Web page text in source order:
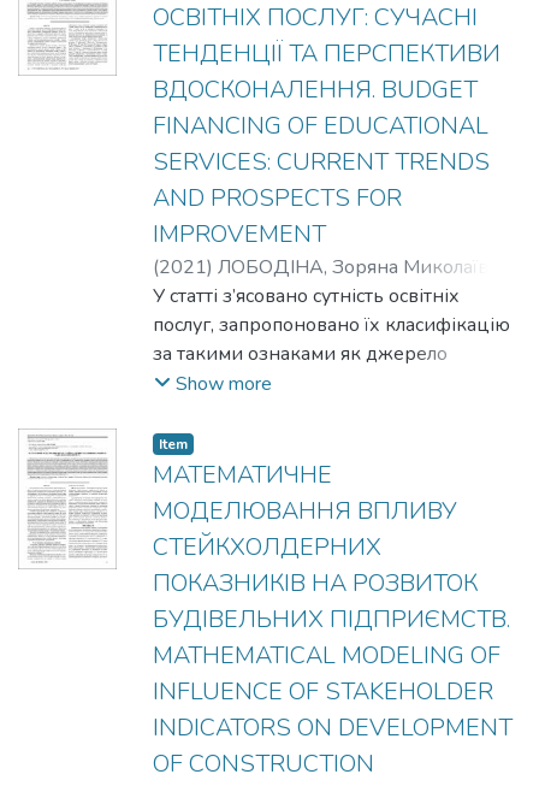
ОСВІТНІХ ПОСЛУГ: СУЧАСНІ
ТЕНДЕНЦІЇ ТА ПЕРСПЕКТИВИ
ВДОСКОНАЛЕННЯ. BUDGET
FINANCING OF EDUCATIONAL
SERVICES: CURRENT TRENDS
AND PROSPECTS FOR
IMPROVEMENT
(2021) ЛОБОДІНА, Зоряна Миколаївна
LOBODINA, Zoriana;БУЛАВИНЕЦЬ,
Вікторія Михайлівна;BULAVYNETS,
Viktoriia;ДАНИЛЬЦІВ, Христина
Тарасівна;DANYLTSIV, Khrystyna
У статті з’ясовано сутність освітніх
послуг, запропоновано їх класифікацію
за такими ознаками як джерело
фінансування, форми, складові та рівні
організаційно-правовий статус суб’єкта
освітньої діяльності. Встановлено, що
основною формою фінансового
забезпечення освітніх послуг в Україні є
бюджетне фінансування, а основним
джерелом – бюджетні ресурси. Розгляд
бюджетного фінансування освітніх
послуг крізь призму законів та
категорій діалектики дав змогу
сформувати науково-методологічний
підхід до його визначення як сутність,
явище, зміст, форма. Охарактеризовано
Show more
Item
МАТЕМАТИЧНЕ
МОДЕЛЮВАННЯ ВПЛИВУ
СТЕЙКХОЛДЕРНИХ
ПОКАЗНИКІВ НА РОЗВИТОК
БУДІВЕЛЬНИХ ПІДПРИЄМСТВ.
MATHEMATICAL MODELING OF
INFLUENCE OF STAKEHOLDER
INDICATORS ON DEVELOPMENT
OF CONSTRUCTION